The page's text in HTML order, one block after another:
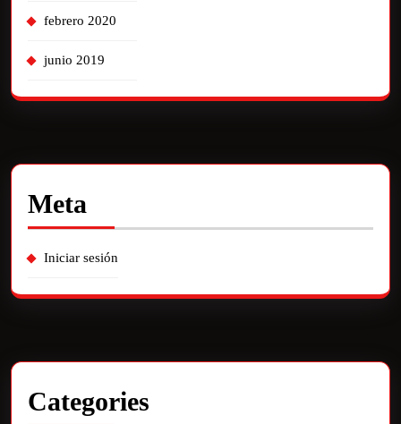
febrero 2020
junio 2019
Meta
Iniciar sesión
Categories